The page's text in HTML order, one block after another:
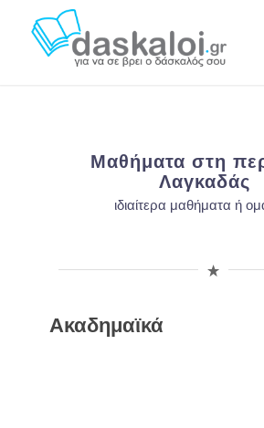
Μαθήματα στη
Λαγκαδάς
ιδιαίτερα μαθήματα ή
Ακαδημαϊκά